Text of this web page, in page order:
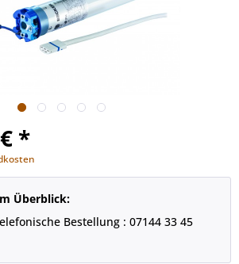
*
Überblick:
Bestellung : 07144 33 45